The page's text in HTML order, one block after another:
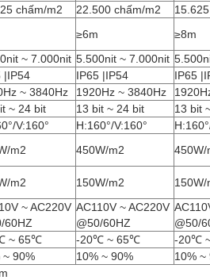
chấm/m2 22.500 chấm/m2
≥6m ≥8m
~ 7.000nit 5.500nit ~ 7.000nit
|IP54 IP65 |IP54 IP65
~ 3840Hz 1920Hz ~ 3840Hz
~ 24 bit 13 bit ~ 24 bit 13 bit
V:160° H:160°/V:160°
m2 450W/m2 450W/
m2 150W/m2 150W/
~ AC220V
60HZ
AC110V ~ AC220V
@50/60HZ
@50/
~ 65℃ -20℃ ~ 65℃ -20℃
~ 90% 10% ~ 90% 10% ~